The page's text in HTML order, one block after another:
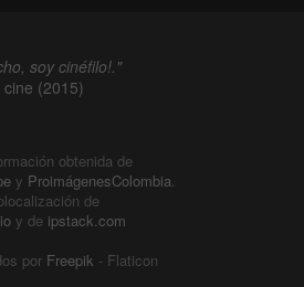
soy cinéfilo!."
(2015)
obtenida de
y ProimágenesColombia.
de
y de ipstack.com
por Freepik - Flaticon